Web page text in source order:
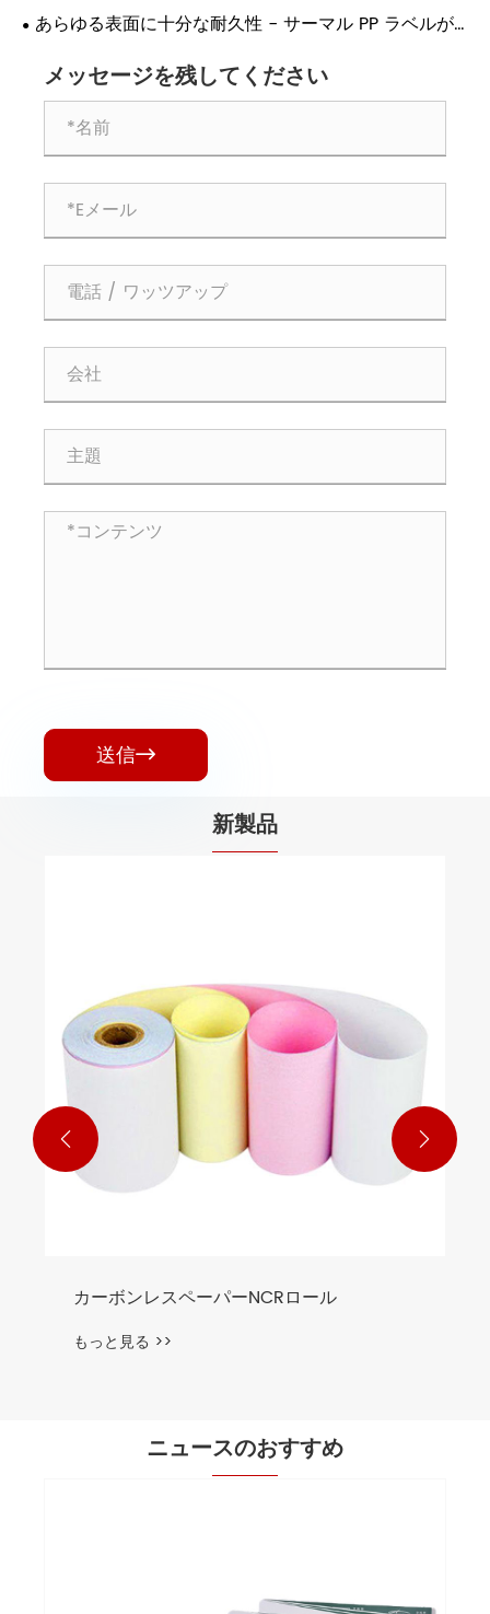
あらゆる表面に十分な耐久性 - サーマル PP ラベルが
メッセージを残してください
送信
新製品
カーボンレスペーパーNCRロール
もっと見る >>
 
ニュースのおすすめ